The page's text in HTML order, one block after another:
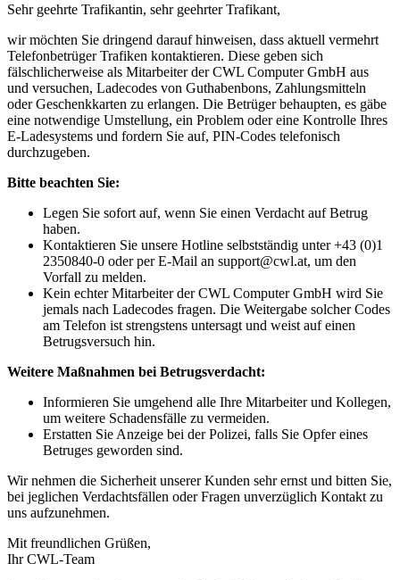
Sehr geehrte Trafikantin, sehr geehrter Trafikant,
wir möchten Sie dringend darauf hinweisen, dass aktuell vermehrt
Telefonbetrüger Trafiken kontaktieren. Diese geben sich
fälschlicherweise als Mitarbeiter der CWL Computer GmbH aus
und versuchen, Ladecodes von Guthabenbons, Zahlungsmitteln
oder Geschenkkarten zu erlangen. Die Betrüger behaupten, es gäbe
eine notwendige Umstellung, ein Problem oder eine Kontrolle Ihres
E-Ladesystems und fordern Sie auf, PIN-Codes telefonisch
durchzugeben.
Bitte beachten Sie:
Legen Sie sofort auf, wenn Sie einen Verdacht auf Betrug
haben.
Kontaktieren Sie unsere Hotline selbstständig unter +43 (0)1
2350840-0 oder per E-Mail an support@cwl.at, um den
Vorfall zu melden.
Kein echter Mitarbeiter der CWL Computer GmbH wird Sie
jemals nach Ladecodes fragen. Die Weitergabe solcher Codes
am Telefon ist strengstens untersagt und weist auf einen
Betrugsversuch hin.
Weitere Maßnahmen bei Betrugsverdacht:
Informieren Sie umgehend alle Ihre Mitarbeiter und Kollegen,
um weitere Schadensfälle zu vermeiden.
Erstatten Sie Anzeige bei der Polizei, falls Sie Opfer eines
Betruges geworden sind.
Wir nehmen die Sicherheit unserer Kunden sehr ernst und bitten Sie,
bei jeglichen Verdachtsfällen oder Fragen unverzüglich Kontakt zu
uns aufzunehmen.
Mit freundlichen Grüßen,
Ihr CWL-Team